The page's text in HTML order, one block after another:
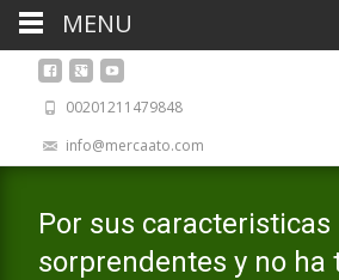
00201211479848
info@mercaato.com
Por sus caracteristicas
sorprendentes y no ha
MENU